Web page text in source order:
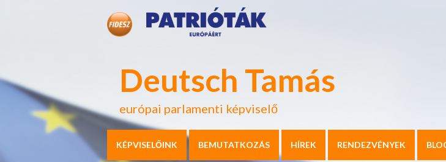
Deutsch Tamás
európai parlamenti képviselő
KÉPVISELŐINK BEMUTATKOZÁS HÍREK RENDEZVÉNYEK